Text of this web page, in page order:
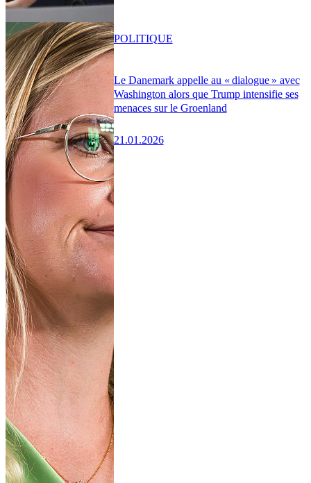
Le Danemark appelle au « dialogue » avec
Washington alors que Trump intensifie ses
menaces sur le Groenland
21.01.2026
POLITIQUE